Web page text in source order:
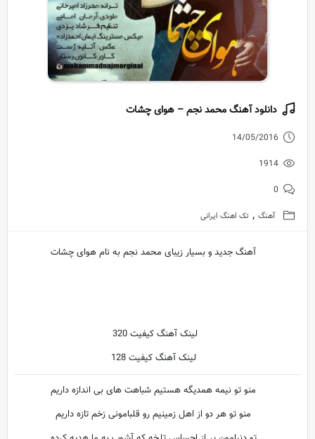
دانلود آهنگ محمد نجم – هوای چشات
14/05/2016
1914
0
آهنگ , تک اهنگ ایرانی
آهنگ جدید و بسیار زیبای محمد نجم به نام هوای چشات
لینک آهنگ کیفیت 320
لینک آهنگ کیفیت 128
منو تو نیمه همدیگه هستیم شباهت های بی اندازه داریم
منو تو هر دو از اهل زمینیم رو قلبامونی زخم تازه داریم